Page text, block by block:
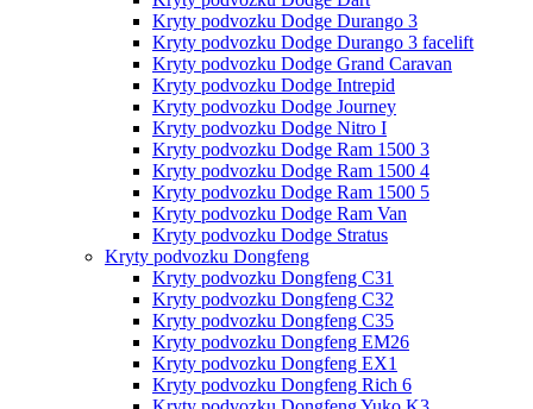
Kryty podvozku Dodge Durango 3
Kryty podvozku Dodge Durango 3 facelift
Kryty podvozku Dodge Grand Caravan
Kryty podvozku Dodge Intrepid
Kryty podvozku Dodge Journey
Kryty podvozku Dodge Nitro I
Kryty podvozku Dodge Ram 1500 3
Kryty podvozku Dodge Ram 1500 4
Kryty podvozku Dodge Ram 1500 5
Kryty podvozku Dodge Ram Van
Kryty podvozku Dodge Stratus
Kryty podvozku Dongfeng
Kryty podvozku Dongfeng C31
Kryty podvozku Dongfeng C32
Kryty podvozku Dongfeng C35
Kryty podvozku Dongfeng EM26
Kryty podvozku Dongfeng EX1
Kryty podvozku Dongfeng Rich 6